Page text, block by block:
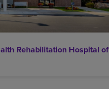
Rehabilitation Hospital of